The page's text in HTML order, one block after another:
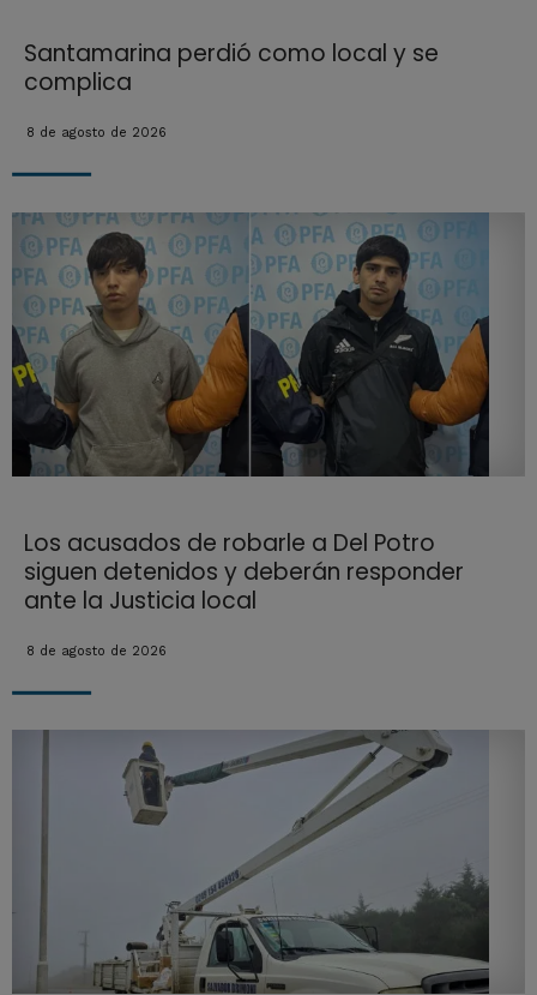
Santamarina perdió como local y se
complica
8 de agosto de 2026
Los acusados de robarle a Del Potro
siguen detenidos y deberán responder
ante la Justicia local
8 de agosto de 2026